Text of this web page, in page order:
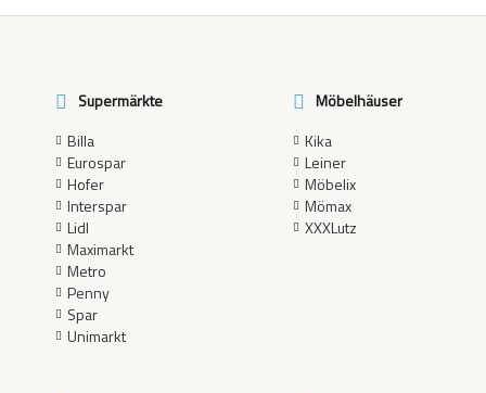
Supermärkte
Billa
Eurospar
Hofer
Interspar
Lidl
Maximarkt
Metro
Penny
Spar
Unimarkt
Möbelhäuser
Kika
Leiner
Möbelix
Mömax
XXXLutz